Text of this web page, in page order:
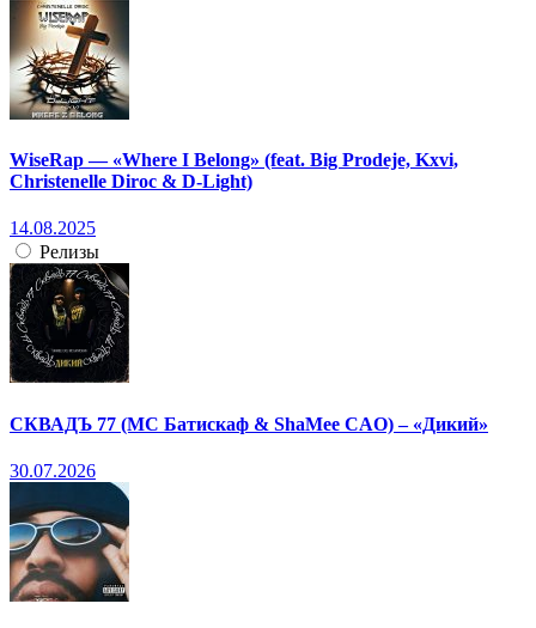
WiseRap — «Where I Belong» (feat. Big Prodeje, Kxvi,
Christenelle Diroc & D-Light)
14.08.2025
Релизы
СКВАДЪ 77 (МС Батискаф & ShaMee CAO) – «Дикий»
30.07.2026